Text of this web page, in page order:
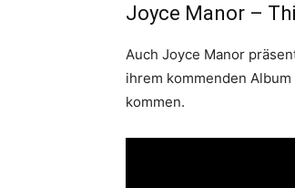
Joyce Manor –
Auch Joyce Manor
ihrem kommenden
kommen.